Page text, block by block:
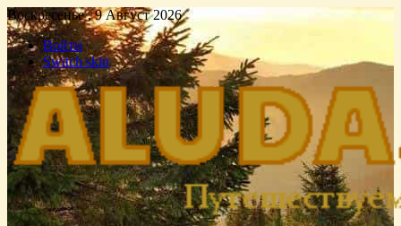
Воскресенье , 9 Август 2026
Войти
Switch skin